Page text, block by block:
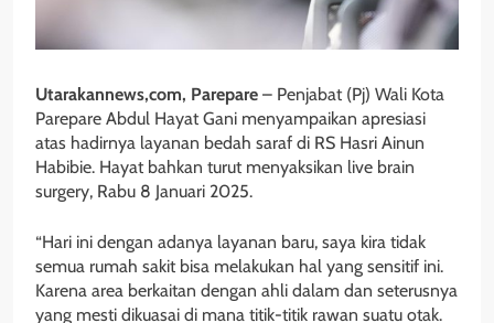
Utarakannews,com, Parepare – Penjabat (Pj) Wali Kota
Parepare Abdul Hayat Gani menyampaikan apresiasi
atas hadirnya layanan bedah saraf di RS Hasri Ainun
Habibie. Hayat bahkan turut menyaksikan live brain
surgery, Rabu 8 Januari 2025.
“Hari ini dengan adanya layanan baru, saya kira tidak
semua rumah sakit bisa melakukan hal yang sensitif ini.
Karena area berkaitan dengan ahli dalam dan seterusnya
yang mesti dikuasai di mana titik-titik rawan suatu otak.